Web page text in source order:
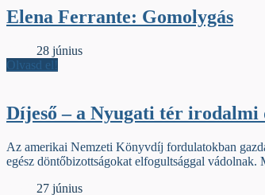
Elena Ferrante: Gomolygás
28 június
Olvasd el!
Díjeső – a Nyugati tér irodalmi
Az amerikai Nemzeti Könyvdíj fordulatokban
egész döntőbizottságokat elfogultsággal
27 június